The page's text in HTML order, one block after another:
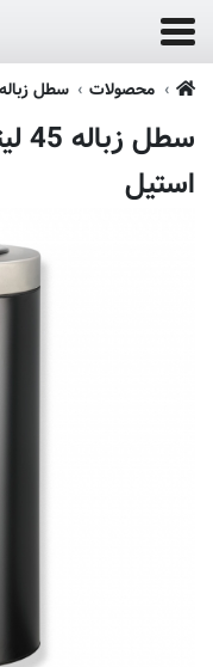
محصولات سطل زباله
استیل